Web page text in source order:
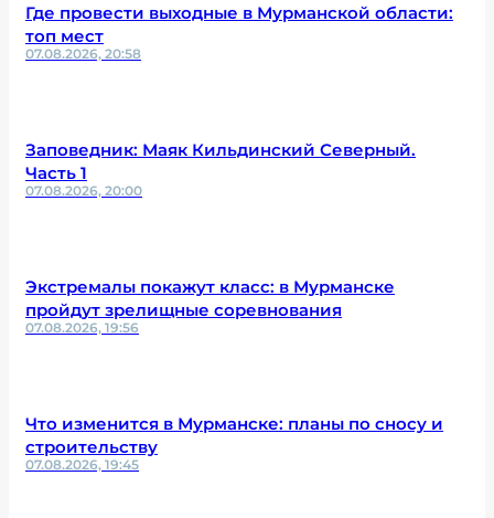
Где провести выходные в Мурманской области:
топ мест
07.08.2026, 20:58
Заповедник: Маяк Кильдинский Северный.
Часть 1
07.08.2026, 20:00
Экстремалы покажут класс: в Мурманске
пройдут зрелищные соревнования
07.08.2026, 19:56
Что изменится в Мурманске: планы по сносу и
строительству
07.08.2026, 19:45